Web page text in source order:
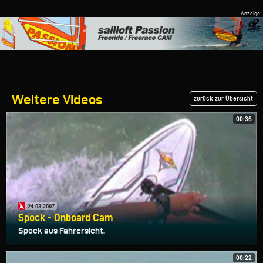
Weitere Videos zurück zur Übersicht
00:36
24.03.2007
Spock - Onboard Cam
Spock aus Fahrersicht.
00:22